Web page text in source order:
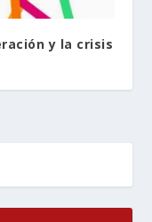
y la crisis